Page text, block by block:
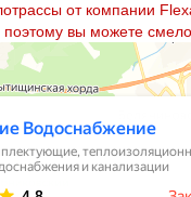
от компании
поэтому вы можете смело